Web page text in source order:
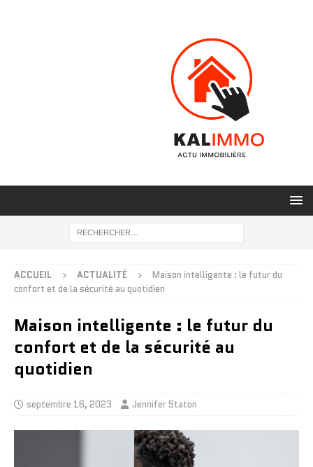
ACCUEIL ACTUALITÉ
Maison intelligente : le futur du
confort et de la sécurité au quotidien
Maison intelligente : le futur du
confort et de la sécurité au
quotidien
septembre 16, 2023 Jennifer Staton